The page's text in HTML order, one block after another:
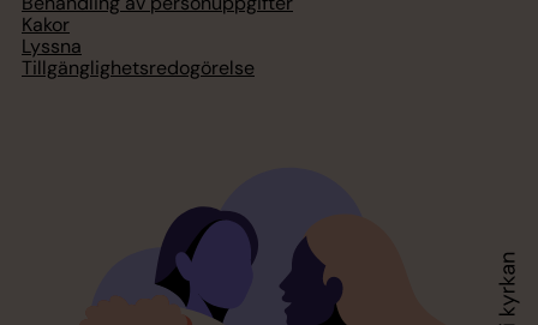
Kakor
Lyssna
Tillgänglighetsredogörelse